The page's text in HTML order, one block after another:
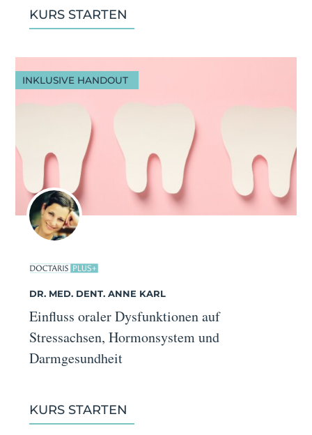
KURS STARTEN
INKLUSIVE HANDOUT
DR. MED. DENT. ANNE KARL
Einfluss oraler Dysfunktionen auf
Stressachsen, Hormonsystem und
Darmgesundheit
KURS STARTEN